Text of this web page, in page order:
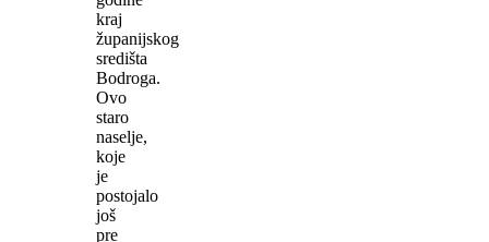
kraj
županijskog
središta
Bodroga.
Ovo
staro
naselje,
koje
je
postojalo
još
pre